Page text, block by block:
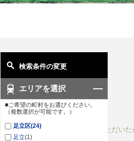
検索条件の変更
エリアを選択
■ご希望の町村をお選びください。
（複数選択が可能です。）
足立区(24)
足立(1)
ご入力いただい